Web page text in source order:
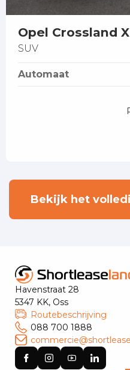
Opel Crossland X
SUV
Automaat
Bekijk het
Havenstraat 28
5347 KK, Oss
Routebeschrijving
088 700 1888